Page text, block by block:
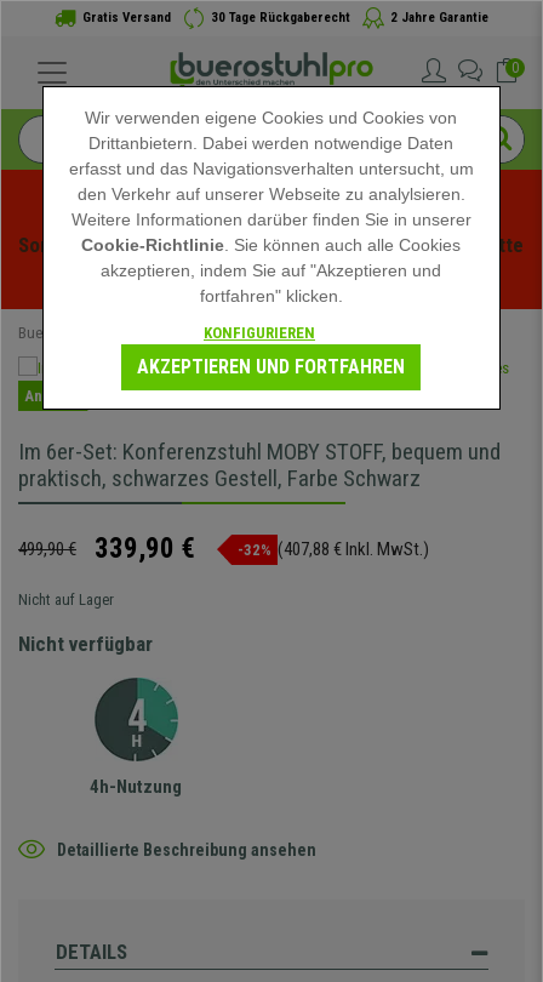
Gratis Versand 30 Tage Rückgaberecht 2 Jahre Garantie
0
Sommerschlussverauf bei buerstuhlpro! Exklusive Rabatte
für kurze Zeit - Aktion ansehen -
Buerostuhlpro Konferenzstühle
Angebot
Im 6er-Set: Konferenzstuhl MOBY STOFF, bequem und
praktisch, schwarzes Gestell, Farbe Schwarz
499,90 € 339,90 € -32% (407,88 € Inkl. MwSt.)
Nicht auf Lager
Nicht verfügbar
4h-Nutzung
Detaillierte Beschreibung ansehen
DETAILS
Wir verwenden eigene Cookies und Cookies von
Drittanbietern. Dabei werden notwendige Daten
erfasst und das Navigationsverhalten untersucht, um
den Verkehr auf unserer Webseite zu analylsieren.
Weitere Informationen darüber finden Sie in unserer
Cookie-Richtlinie . Sie können auch alle Cookies
akzeptieren, indem Sie auf "Akzeptieren und
fortfahren" klicken.
KONFIGURIEREN
AKZEPTIEREN UND FORTFAHREN